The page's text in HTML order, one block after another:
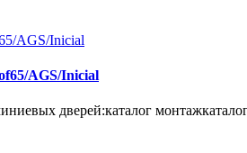
AGS/Inicial
дверей:каталог